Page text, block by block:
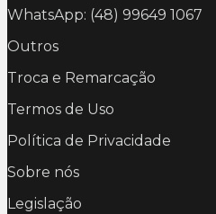
WhatsApp: (48) 99649 1067
Outros
Troca e Remarcação
Termos de Uso
Política de Privacidade
Sobre nós
Legislação